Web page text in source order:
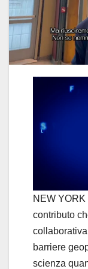
NEW YORK
contributo
barriere
scienza